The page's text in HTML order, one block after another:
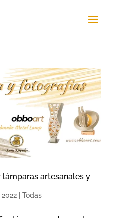
artesanales y
2022| Todas